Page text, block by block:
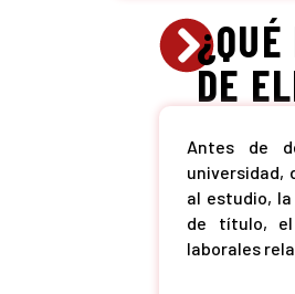
DE
Antes de
universidad,
al estudio,
de título, el
laborales